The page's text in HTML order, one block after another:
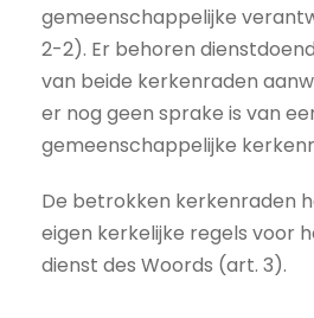
gemeenschappelijke
2-2). Er behoren
van beide kerkenraden
er nog geen sprake is van
gemeenschappelijke
De betrokken kerkenraden
eigen kerkelijke regels voor
dienst des Woords (art. 3).